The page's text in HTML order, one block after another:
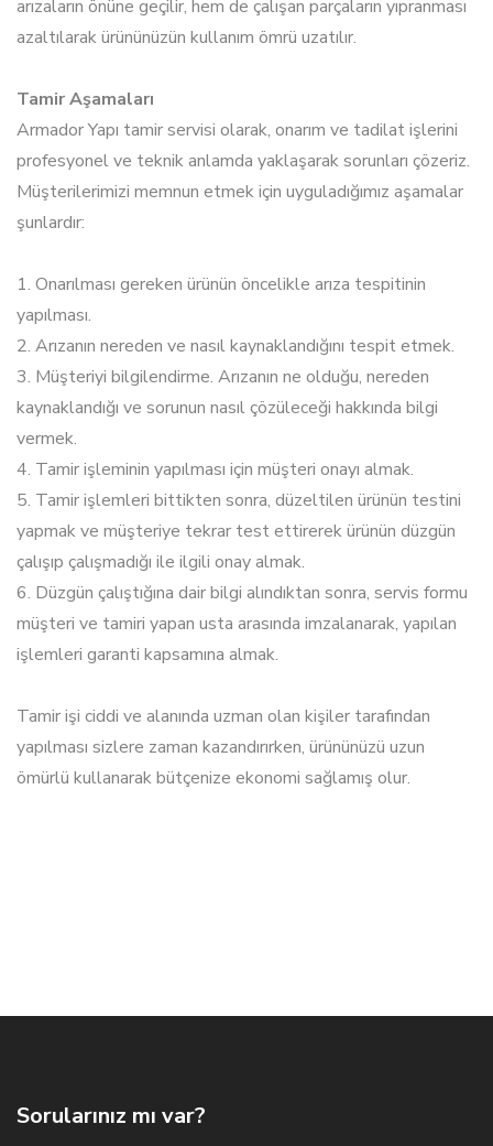
arızaların önüne geçilir, hem de çalışan parçaların yıpranması
azaltılarak ürününüzün kullanım ömrü uzatılır.
Tamir Aşamaları
Armador Yapı tamir servisi olarak, onarım ve tadilat işlerini
profesyonel ve teknik anlamda yaklaşarak sorunları çözeriz.
Müşterilerimizi memnun etmek için uyguladığımız aşamalar
şunlardır:
1. Onarılması gereken ürünün öncelikle arıza tespitinin
yapılması.
2. Arızanın nereden ve nasıl kaynaklandığını tespit etmek.
3. Müşteriyi bilgilendirme. Arızanın ne olduğu, nereden
kaynaklandığı ve sorunun nasıl çözüleceği hakkında bilgi
vermek.
4. Tamir işleminin yapılması için müşteri onayı almak.
5. Tamir işlemleri bittikten sonra, düzeltilen ürünün testini
yapmak ve müşteriye tekrar test ettirerek ürünün düzgün
çalışıp çalışmadığı ile ilgili onay almak.
6. Düzgün çalıştığına dair bilgi alındıktan sonra, servis formu
müşteri ve tamiri yapan usta arasında imzalanarak, yapılan
işlemleri garanti kapsamına almak.
Tamir işi ciddi ve alanında uzman olan kişiler tarafından
yapılması sizlere zaman kazandırırken, ürününüzü uzun
ömürlü kullanarak bütçenize ekonomi sağlamış olur.
Sorularınız mı var?